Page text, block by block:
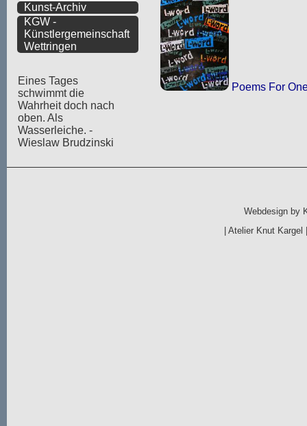
Poems For
Kunst-Archiv
KGW -
Künstlergemeinschaft
Wettringen
Eines Tages
schwimmt die
Wahrheit doch nach
oben. Als
Wasserleiche. -
Wieslaw Brudzinski
Webdesign by
|Atelier Knut Kargel